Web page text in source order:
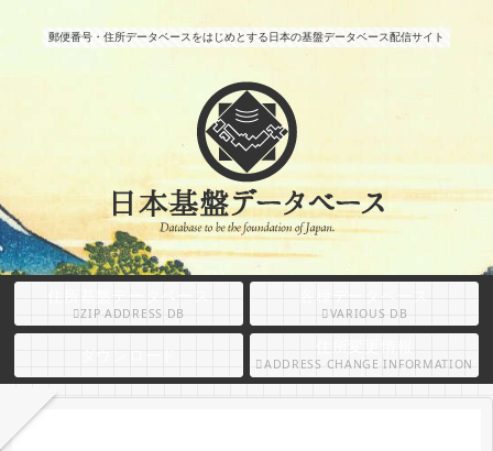
郵便番号・住所データベースをはじめとする日本の基盤データベース配信サイト
住所基盤データベース
ZIP ADDRESS DB VARIOUS DB
ADDRESS CHANGE INFORMATION